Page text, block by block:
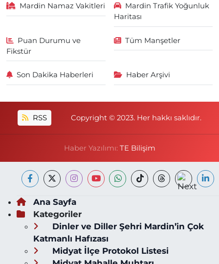
Mardin Namaz Vakitleri
Mardin Trafik Yoğunluk
Haritası
Puan Durumu ve
Fikstür
Tüm Manşetler
Son Dakika Haberleri Haber Arşivi
RSS Copyright © 2023. Her hakkı saklıdır.
Haber Yazılımı: TE Bilişim
Ana Sayfa
Kategoriler
Dinler ve Diller Şehri Mardin’in Çok
Katmanlı Hafızası
Midyat İlçe Protokol Listesi